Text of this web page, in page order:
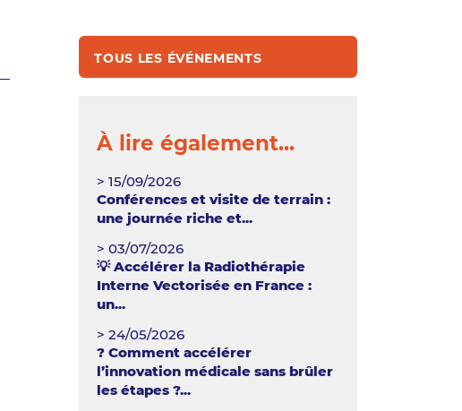
TOUS LES ÉVÉNEMENTS
À lire également...
> 15/09/2026
Conférences et visite de terrain :
une journée riche et...
> 03/07/2026
💡 Accélérer la Radiothérapie
Interne Vectorisée en France :
un...
> 24/05/2026
? Comment accélérer
l’innovation médicale sans brûler
les étapes ?...